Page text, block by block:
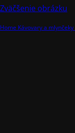
Zväčšenie obrázku
Home Kávovary a mlynčeky